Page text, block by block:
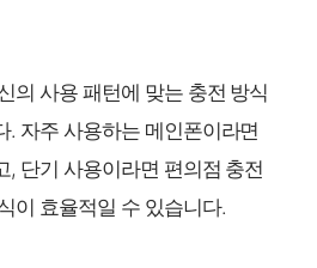
의 사용 패턴에 맞는 충전 방식
. 자주 사용하는 메인폰이라면
, 단기 사용이라면 편의점 충전
이 효율적일 수 있습니다.